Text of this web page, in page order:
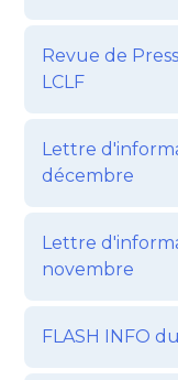
Revue de
LCLF
Lettre
décembre
Lettre
novembre
FLASH INFO